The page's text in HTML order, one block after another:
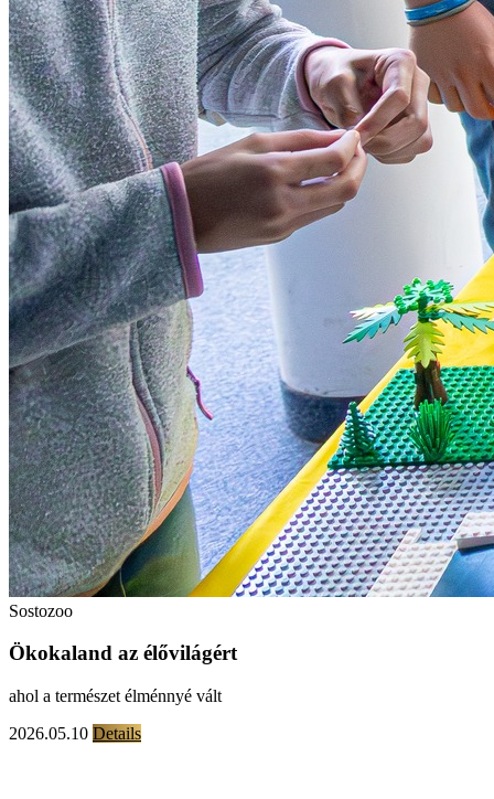
Sostozoo
Ökokaland az élővilágért
ahol a természet élménnyé vált
2026.05.10 Details